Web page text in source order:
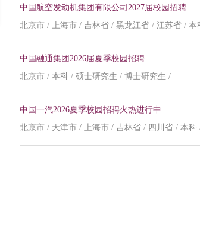
中国航空发动机集团有限公司2027届校园招聘
北京市 / 上海市 / 吉林省 / 黑龙江省 / 江苏省 /
中国融通集团2026届夏季校园招聘
北京市 / 本科 / 硕士研究生 / 博士研究生 /
中国一汽2026夏季校园招聘火热进行中
北京市 / 天津市 / 上海市 / 吉林省 / 四川省 / 本